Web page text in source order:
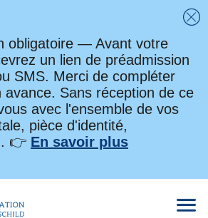
obligatoire — Avant votre
un lien de préadmission
SMS. Merci de compléter
avance. Sans réception de ce
avec l'ensemble de vos
pièce d'identité,
👉 En savoir plus